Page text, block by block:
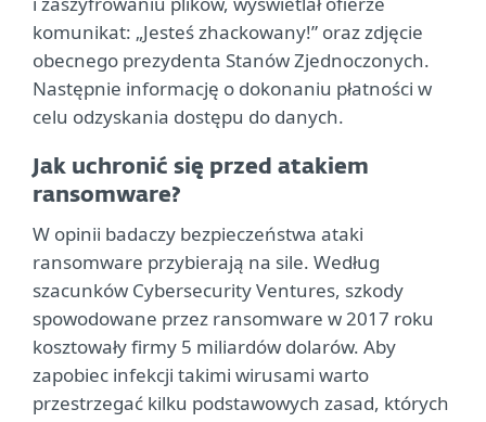
komunikat: „Jesteś zhackowany!” oraz zdjęcie
obecnego prezydenta Stanów Zjednoczonych.
Następnie informację o dokonaniu płatności w
celu odzyskania dostępu do danych.
Jak uchronić się przed atakiem
ransomware?
W opinii badaczy bezpieczeństwa ataki
ransomware przybierają na sile. Według
szacunków Cybersecurity Ventures, szkody
spowodowane przez ransomware w 2017 roku
kosztowały firmy 5 miliardów dolarów. Aby
zapobiec infekcji takimi wirusami warto
przestrzegać kilku podstawowych zasad, których